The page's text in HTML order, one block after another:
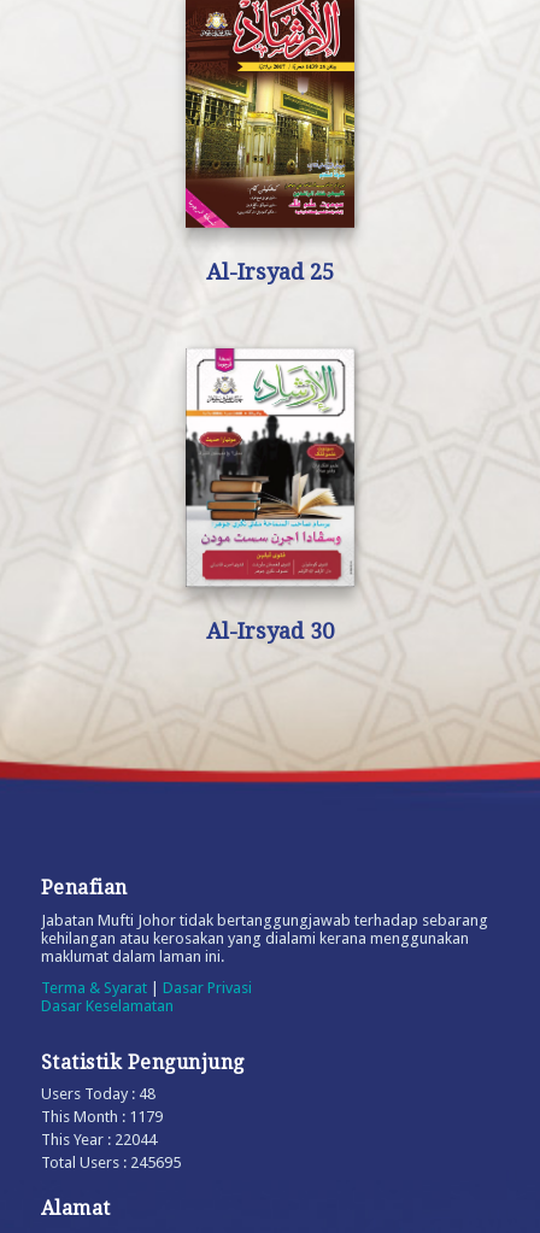
Al-Irsyad 25
Al-Irsyad 30
Penafian
Jabatan Mufti Johor tidak bertanggungjawab terhadap sebarang
kehilangan atau kerosakan yang dialami kerana menggunakan
maklumat dalam laman ini.
Terma & Syarat| Dasar Privasi
Dasar Keselamatan
Statistik Pengunjung
Users Today : 48
This Month : 1179
This Year : 22044
Total Users : 245695
Alamat